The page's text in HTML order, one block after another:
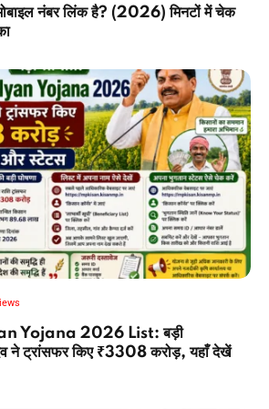
नंबर लिंक है? (2026) मिनटों में चेक
Yojana 2026 List: बड़ी
ने ट्रांसफर किए ₹3308 करोड़, यहाँ देखें